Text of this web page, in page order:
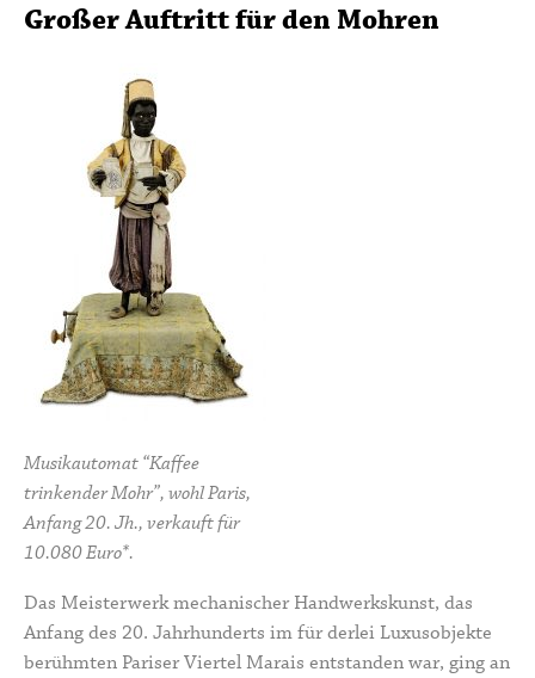
Großer Auftritt für den Mohren
Musikautomat “Kaffee
trinkender Mohr”, wohl Paris,
Anfang 20. Jh., verkauft für
10.080 Euro*.
Das Meisterwerk mechanischer Handwerkskunst, das
Anfang des 20. Jahrhunderts im für derlei Luxusobjekte
berühmten Pariser Viertel Marais entstanden war, ging an